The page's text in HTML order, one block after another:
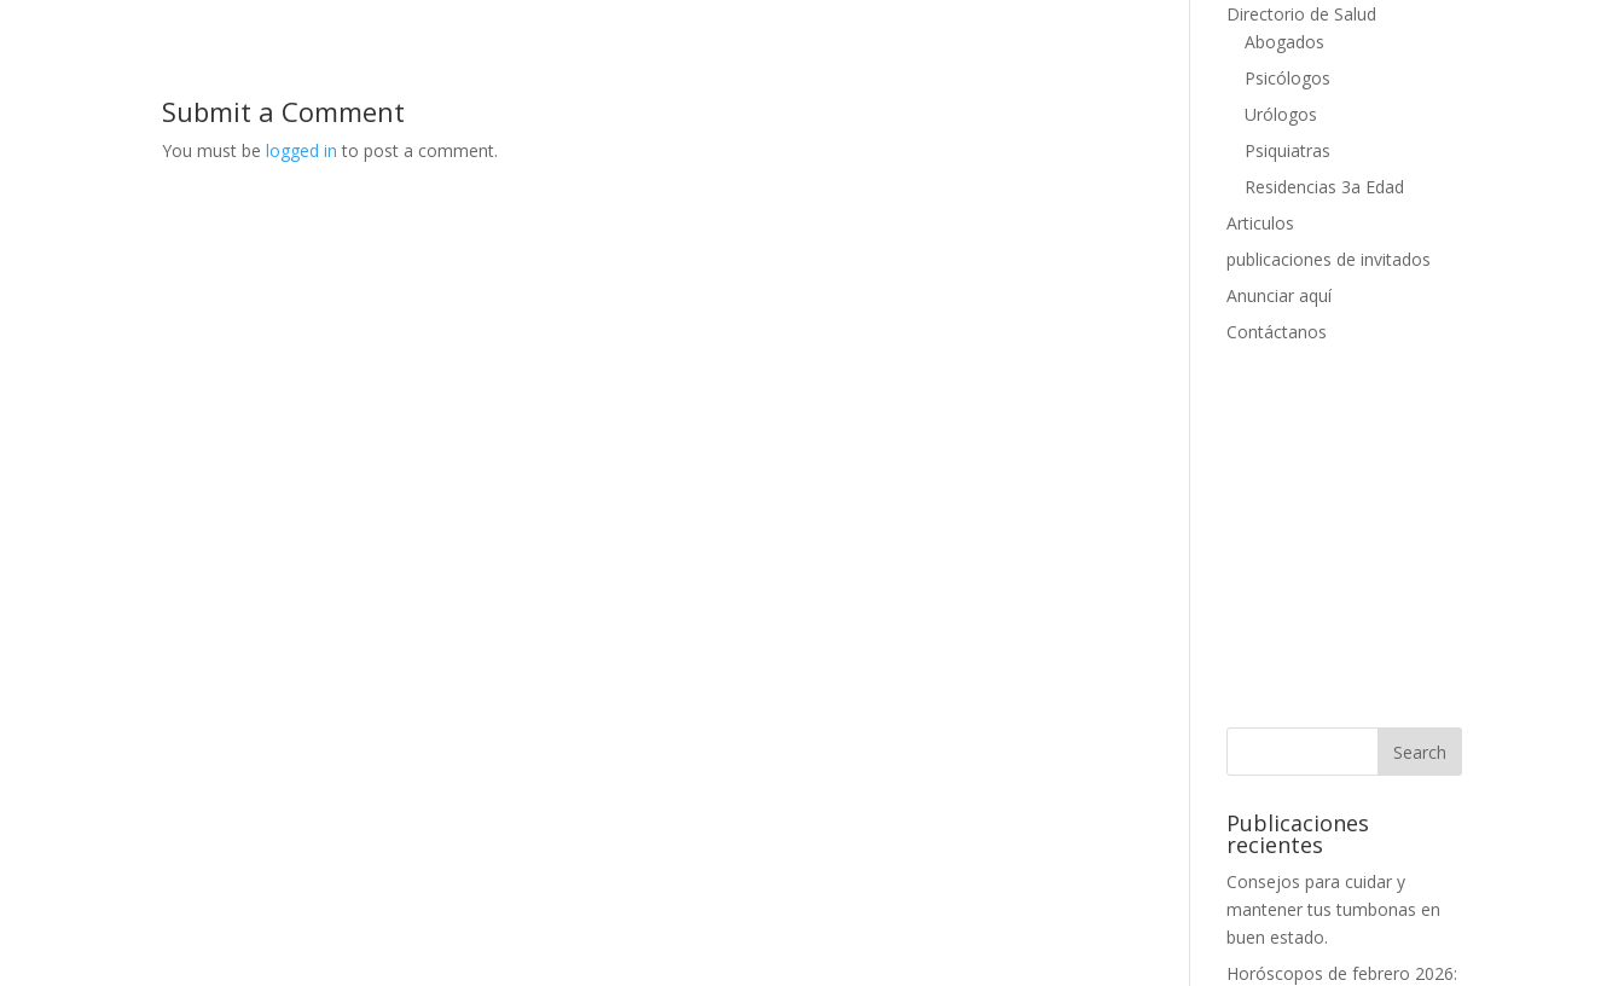
Submit a Comment
You must belogged in to post a comment.
Directorio de Salud
Abogados
Psicólogos
Urólogos
Psiquiatras
Residencias 3a Edad
Articulos
publicaciones de invitados
Anunciar aquí
Contáctanos
Publicaciones
recientes
Consejos para cuidar y
mantener tus tumbonas en
buen estado.
Horóscopos de febrero 2026: